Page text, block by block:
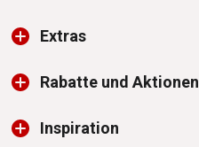
Extras
Rabatte und Aktionen
Inspiration